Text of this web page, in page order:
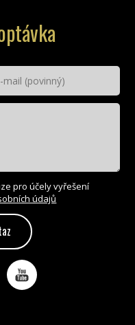
pro účely vyřešení
údajů